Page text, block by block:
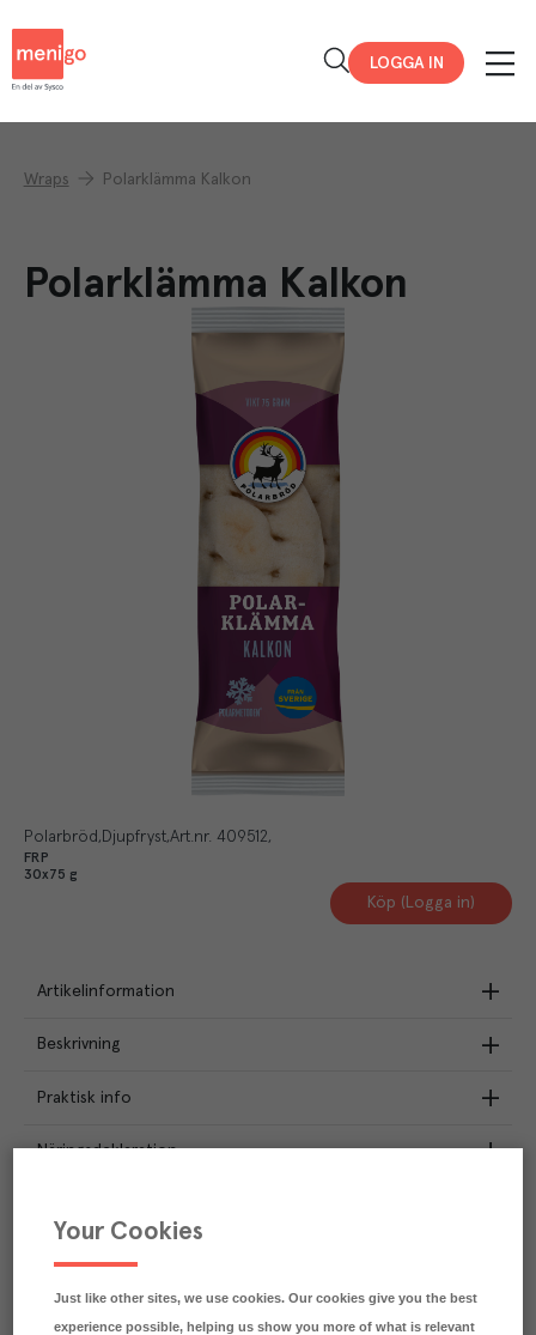
LOGGA IN
Wraps Polarklämma Kalkon
Polarklämma Kalkon
Polarbröd Djupfryst Art.nr. 409512
FRP
30x75 g
Köp (Logga in)
Artikelinformation
Beskrivning
Praktisk info
Näringsdeklaration
CO₂e/kg
Varje kilo av varan påverkar klimatet motsvarande
Läs mer om hur vi beräknar klimatavtryck
Your Cookies
Just like other sites, we use cookies. Our cookies give you the best
experience possible, helping us show you more of what is relevant